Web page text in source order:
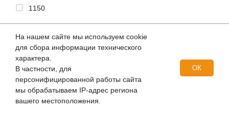
1150
Диапазон рабочих температур. Ед. изм - °С
Зависит от масла, к которому добавлен продукт
до +200
от -25 до +160
Вес, г.
На нашем сайте мы используем cookie
для сбора информации технического
характера.
В частности, для
персонифицированной работы сайта
мы обрабатываем IP-адрес региона
вашего местоположения.
ОК